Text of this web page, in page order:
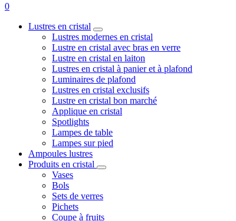
0
Lustres en cristal
Lustres modernes en cristal
Lustre en cristal avec bras en verre
Lustre en cristal en laiton
Lustres en cristal à panier et à plafond
Luminaires de plafond
Lustres en cristal exclusifs
Lustre en cristal bon marché
Applique en cristal
Spotlights
Lampes de table
Lampes sur pied
Ampoules lustres
Produits en cristal
Vases
Bols
Sets de verres
Pichets
Coupe à fruits